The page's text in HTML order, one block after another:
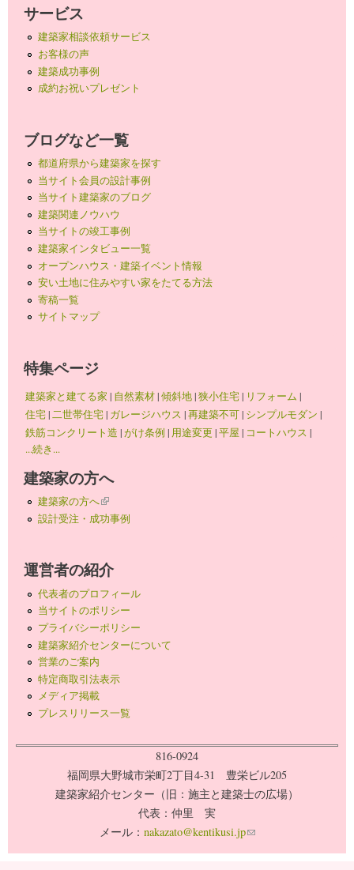
サービス
建築家相談依頼サービス
お客様の声
建築成功事例
成約お祝いプレゼント
ブログなど一覧
都道府県から建築家を探す
当サイト会員の設計事例
当サイト建築家のブログ
建築関連ノウハウ
当サイトの竣工事例
建築家インタビュー一覧
オープンハウス・建築イベント情報
安い土地に住みやすい家をたてる方法
寄稿一覧
サイトマップ
特集ページ
建築家と建てる家 | 自然素材|傾斜地|狭小住宅| リフォーム |
住宅|二世帯住宅| ガレージハウス |再建築不可| シンプルモダン |
鉄筋コンクリート造 |がけ条例 | 用途変更 |平屋 | コートハウス |
...続き...
建築家の方へ
建築家の方へ(link is external)
設計受注・成功事例
運営者の紹介
代表者のプロフィール
当サイトのポリシー
プライバシーポリシー
建築家紹介センターについて
営業のご案内
特定商取引法表示
メディア掲載
プレスリリース一覧
816-0924
福岡県大野城市栄町2丁目4-31 豊栄ビル205
建築家紹介センター（旧：施主と建築士の広場）
代表：仲里 実
メール： nakazato@kentikusi.jp(link sends e-mail)